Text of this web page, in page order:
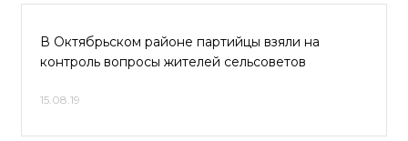
В Октябрьском районе партийцы взяли на
контроль вопросы жителей сельсоветов
15.08.19